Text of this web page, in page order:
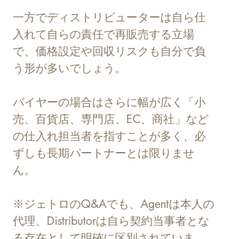
一方でディストリビューターは自ら仕
入れて自らの責任で再販売する立場
で、価格設定や回収リスクも自分で負
う形が多いでしょう。
バイヤーの場合はさらに幅が広く「小
売、百貨店、専門店、EC、商社」など
の仕入れ担当者を指すことが多く、必
ずしも長期パートナーとは限りませ
ん。
※ジェトロのQ&Aでも、Agentは本人の
代理、Distributorは自ら契約当事者とな